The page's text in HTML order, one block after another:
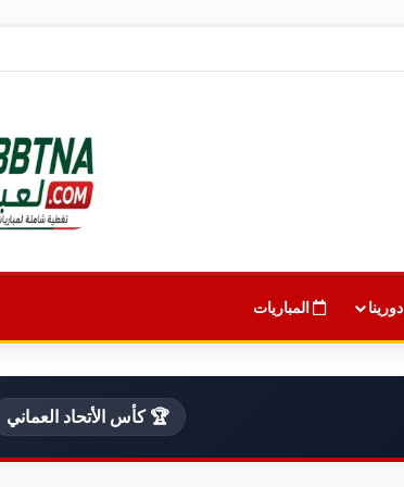
دورينا المباريات
🏆 كأس الأتحاد العماني